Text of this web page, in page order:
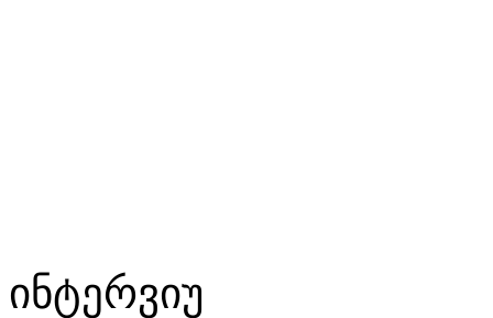
ინტერვიუ